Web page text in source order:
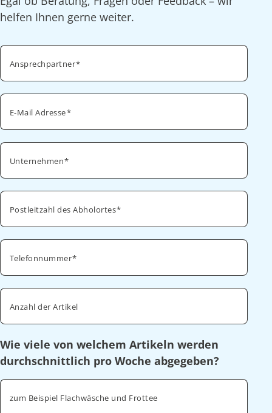
helfen Ihnen gerne weiter.
Ansprechpartner
E-Mail Adresse
Unternehmen
Postleitzahl des Abholortes
Telefonnummer
Anzahl der Artikel
Wie viele von welchem Artikeln werden
durchschnittlich pro Woche abgegeben?
zum Beispiel Flachwäsche und Frottee